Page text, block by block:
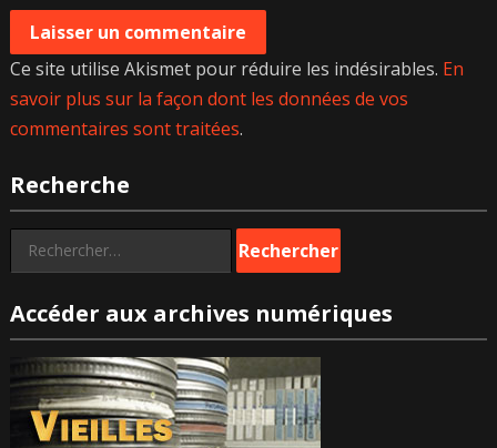
Ce site utilise Akismet pour réduire les indésirables. En
savoir plus sur la façon dont les données de vos
commentaires sont traitées.
Recherche
Rechercher :
Accéder aux archives numériques